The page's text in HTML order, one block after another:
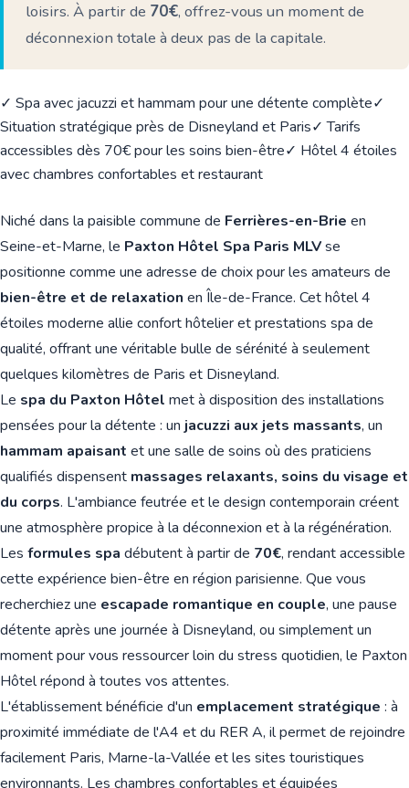
loisirs. À partir de 70€, offrez-vous un moment de
déconnexion totale à deux pas de la capitale.
✓ Spa avec jacuzzi et hammam pour une détente complète✓
Situation stratégique près de Disneyland et Paris✓ Tarifs
accessibles dès 70€ pour les soins bien-être✓ Hôtel 4 étoiles
avec chambres confortables et restaurant
Niché dans la paisible commune de Ferrières-en-Brie en
Seine-et-Marne, le Paxton Hôtel Spa Paris MLVse
positionne comme une adresse de choix pour les amateurs de
bien-être et de relaxation en Île-de-France. Cet hôtel 4
étoiles moderne allie confort hôtelier et prestations spa de
qualité, offrant une véritable bulle de sérénité à seulement
quelques kilomètres de Paris et Disneyland.
Le spa du Paxton Hôtel met à disposition des installations
pensées pour la détente : un jacuzzi aux jets massants, un
hammam apaisant et une salle de soins où des praticiens
qualifiés dispensent massages relaxants, soins du visage et
du corps. L'ambiance feutrée et le design contemporain créent
une atmosphère propice à la déconnexion et à la régénération.
Les formules spa débutent à partir de 70€, rendant accessible
cette expérience bien-être en région parisienne. Que vous
recherchiez une escapade romantique en couple, une pause
détente après une journée à Disneyland, ou simplement un
moment pour vous ressourcer loin du stress quotidien, le Paxton
Hôtel répond à toutes vos attentes.
L'établissement bénéficie d'un emplacement stratégique : à
proximité immédiate de l'A4 et du RER A, il permet de rejoindre
facilement Paris, Marne-la-Vallée et les sites touristiques
environnants. Les chambres confortables et équipées